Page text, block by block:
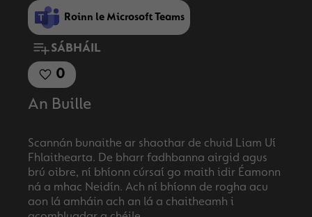
Roinn le Microsoft Teams
SÁBHÁIL
0
An Buille
Scannán bunaithe ar shaothar de chuid Liam Uí
Fhlaithearta. De bharr fadhbanna airgid agus
brú oibre, ní bhíonn cúrsaí go maith idir Éamonn
ná a mhac Neidín. Ach ní bhíonn de rogha acu
aon lá amháin ach an lá a chaitheamh i